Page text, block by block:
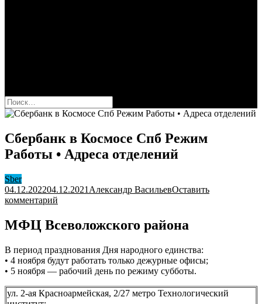
Найти:
Сбербанк в Космосе Спб Режим
Работы • Адреса отделений
Sber
04.12.202204.12.2021 Александр ВасильевОставить
комментарий
Космосе
Режим
Работы
•
Адреса
отделений
МФЦ Всеволожского района
В период празднования Дня народного единства:
• 4 ноября будут работать только дежурные офисы;
• 5 ноября — рабочий день по режиму субботы.
ул. 2-ая Красноармейская, 2/27 метро Технологический